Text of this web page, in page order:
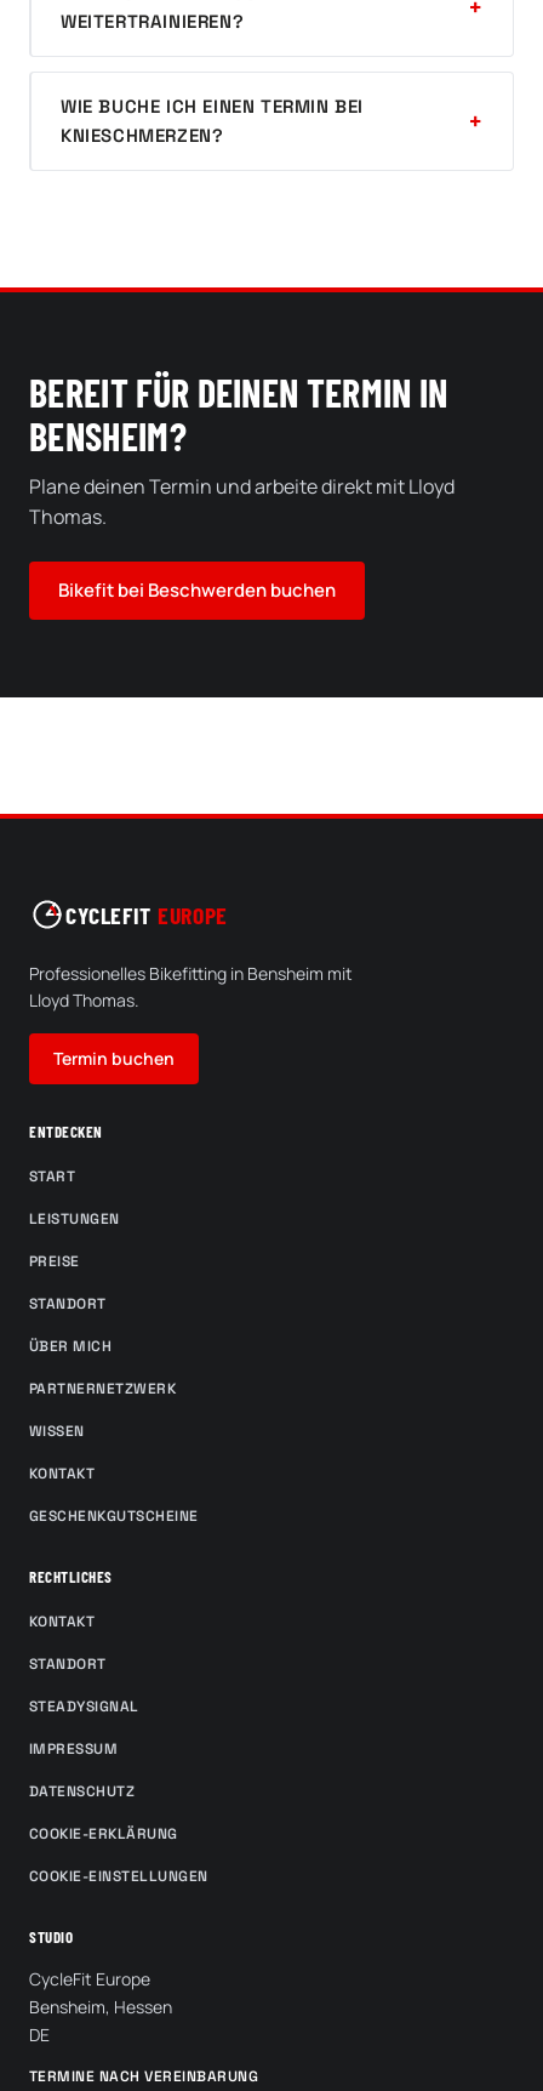
WEITERTRAINIEREN?
WIE BUCHE ICH EINEN TERMIN BEI
KNIESCHMERZEN?
BEREIT FÜR DEINEN TERMIN IN
BENSHEIM?
Plane deinen Termin und arbeite direkt mit Lloyd
Thomas.
Bikefit bei Beschwerden buchen
CYCLEFIT EUROPE
Professionelles Bikefitting in Bensheim mit
Lloyd Thomas.
Termin buchen
ENTDECKEN
START
LEISTUNGEN
PREISE
STANDORT
ÜBER MICH
PARTNERNETZWERK
WISSEN
KONTAKT
GESCHENKGUTSCHEINE
RECHTLICHES
KONTAKT
STANDORT
STEADYSIGNAL
IMPRESSUM
DATENSCHUTZ
COOKIE-ERKLÄRUNG
COOKIE-EINSTELLUNGEN
STUDIO
CycleFit Europe
Bensheim, Hessen
DE
TERMINE NACH VEREINBARUNG